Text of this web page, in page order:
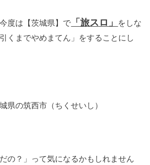
度は【茨城県】で 「旅スロ」
をしな
くまでやめまてん」をすることにし
県の筑西市（ちくせいし）
の？」って気になるかもしれません